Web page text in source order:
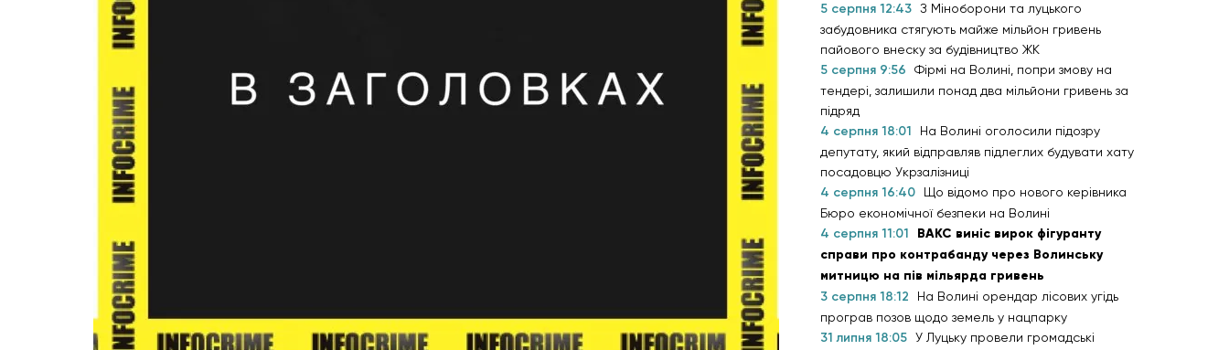
5 серпня 12:43 З Міноборони та луцького
забудовника стягують майже мільйон гривень
пайового внеску за будівництво ЖК
5 серпня 9:56
Фірмі на Волині, попри змову на
тендері, залишили понад два мільйони гривень за
підряд
4 серпня 18:01
На Волині оголосили підозру
депутату, який відправляв підлеглих будувати хату
посадовцю Укрзалізниці
4 серпня 16:40
Що відомо про нового керівника
Бюро економічної безпеки на Волині
4 серпня 11:01
ВАКС виніс вирок фігуранту
справи про контрабанду через Волинську
митницю на пів мільярда гривень
3 серпня 18:12
На Волині орендар лісових угідь
програв позов щодо земель у нацпарку
31 липня 18:05 У Луцьку провели громадські